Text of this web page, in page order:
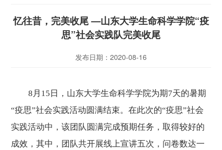
忆往昔，完美收尾 —山东大学生命科学学院“疫
思”社会实践队完美收尾
发布日期：2020-08-16
8月15日，山东大学生命科学学院为期7天的暑期
“疫思”社会实践活动圆满结束。在此次的“疫思”社会
实践活动中，该团队圆满完成预期任务，取得较好的
成效，其中，团队共开展线上宣讲五次，问卷数达一